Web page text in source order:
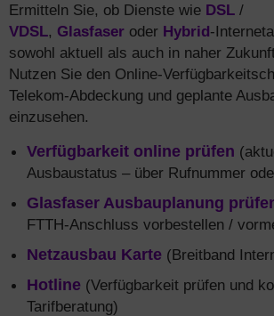
Ermitteln Sie, ob Dienste wie DSL /
VDSL, Glasfaser oder Hybrid-
sowohl aktuell als auch in naher
Nutzen Sie den Online-
Telekom-Abdeckung und geplante
einzusehen.
Verfügbarkeit online prüfen
Ausbaustatus – über Rufnummer
Glasfaser Ausbauplanung
FTTH-Anschluss vorbestellen /
Netzausbau Karte (Breitband
Hotline (Verfügbarkeit prüfen und
Tarifberatung)